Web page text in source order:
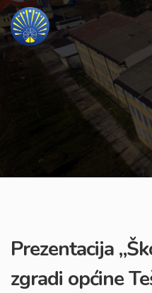
Prezentacija
zgradi općine